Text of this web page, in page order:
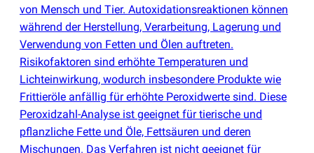
von Mensch und Tier. Autoxidationsreaktionen können
während der Herstellung, Verarbeitung, Lagerung und
Verwendung von Fetten und Ölen auftreten.
Risikofaktoren sind erhöhte Temperaturen und
Lichteinwirkung, wodurch insbesondere Produkte wie
Frittieröle anfällig für erhöhte Peroxidwerte sind. Diese
Peroxidzahl-Analyse ist geeignet für tierische und
pflanzliche Fette und Öle, Fettsäuren und deren
Mischungen. Das Verfahren ist nicht geeignet für